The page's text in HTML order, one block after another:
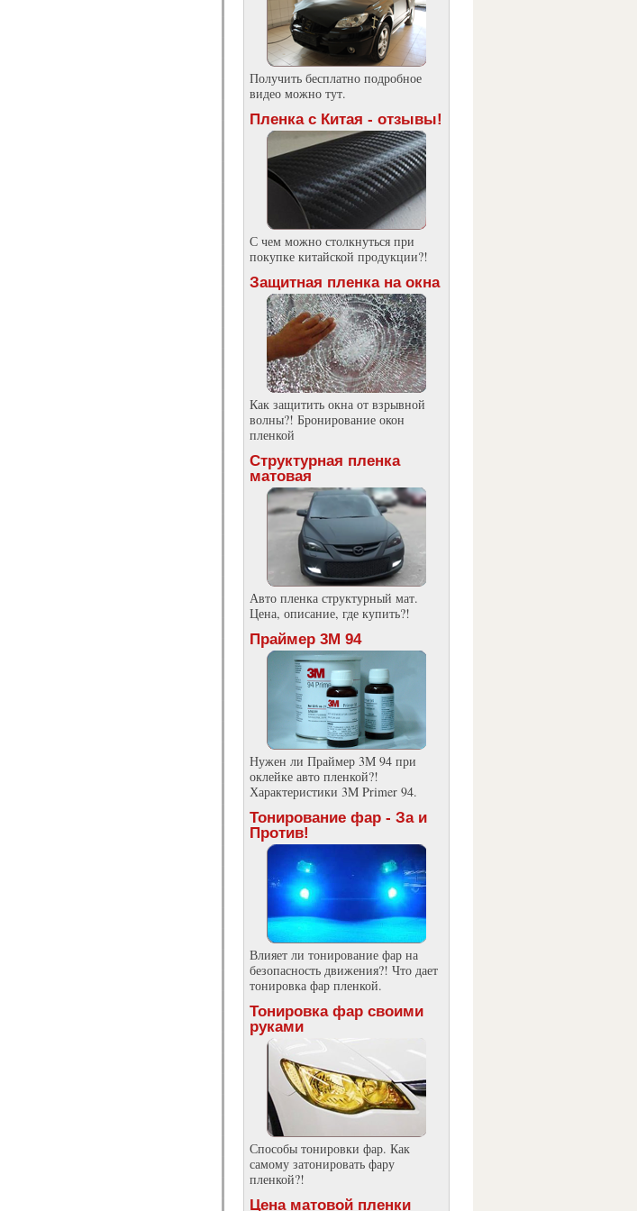
Получить бесплатно подробное
видео можно тут.
Пленка с Китая - отзывы!
С чем можно столкнуться при
покупке китайской продукции?!
Защитная пленка на окна
Как защитить окна от взрывной
волны?! Бронирование окон
пленкой
Структурная пленка
матовая
Авто пленка структурный мат.
Цена, описание, где купить?!
Праймер 3М 94
Нужен ли Праймер 3М 94 при
оклейке авто пленкой?!
Характеристики 3M Primer 94.
Тонирование фар - За и
Против!
Влияет ли тонирование фар на
безопасность движения?! Что дает
тонировка фар пленкой.
Тонировка фар своими
руками
Способы тонировки фар. Как
самому затонировать фару
пленкой?!
Цена матовой пленки